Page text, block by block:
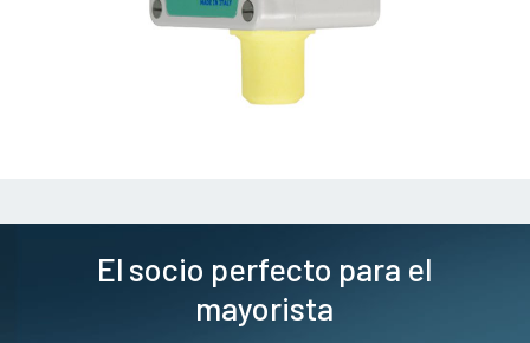
El socio perfecto para el
mayorista